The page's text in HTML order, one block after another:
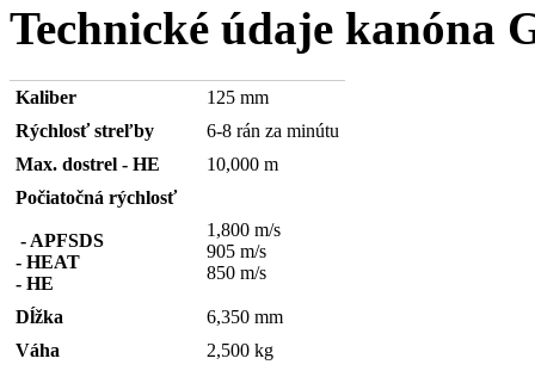
Technické údaje kanóna
Kaliber
125 mm
Rýchlosť streľby
6-8 rán za minútu
Max. dostrel - HE
10,000 m
Počiatočná rýchlosť
- APFSDS
- HEAT
- HE
1,800 m/s
905 m/s
850 m/s
Dĺžka
6,350 mm
Váha
2,500 kg